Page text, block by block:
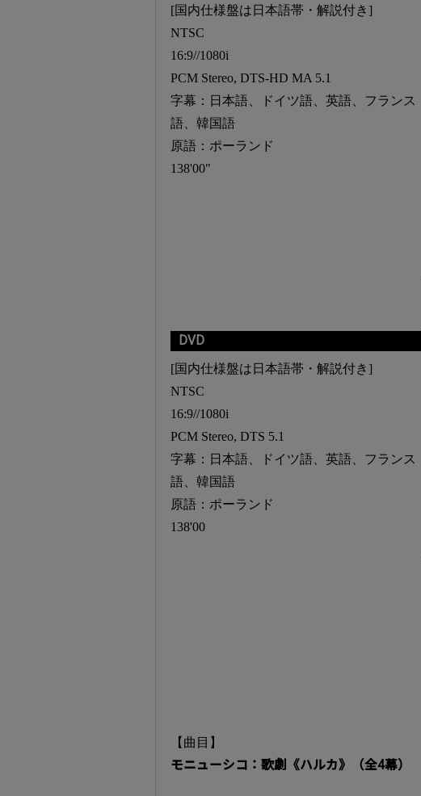
[国内仕様盤は日本語帯・解説付き]
NTSC
16:9//1080i
PCM Stereo, DTS-HD MA 5.1
字幕：日本語、ドイツ語、英語、フランス
語、韓国語
原語：ポーランド
138'00"
DVD
[国内仕様盤は日本語帯・解説付き]
NTSC
16:9//1080i
PCM Stereo, DTS 5.1
字幕：日本語、ドイツ語、英語、フランス
語、韓国語
原語：ポーランド
138'00
【曲目】
モニューシコ：歌劇《ハルカ》（全4幕）